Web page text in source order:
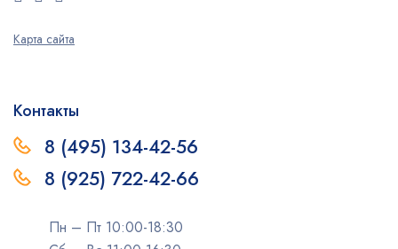
Карта сайта
Контакты
8 (495) 134-42-56
8 (925) 722-42-66
Пн – Пт 10:00-18:30